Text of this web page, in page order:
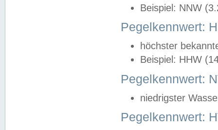
Beispiel: NNW
Pegelkennwert:
höchster
Beispiel: HHW
Pegelkennwert:
niedrigster
Pegelkennwert: